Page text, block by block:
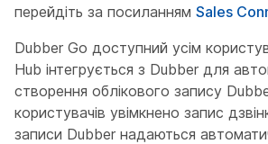
перейдіть за посиланням Sales
Dubber Go доступний усім
Hub інтегрується з Dubber для
створення облікового запису
користувачів увімкнено запис
записи Dubber надаються